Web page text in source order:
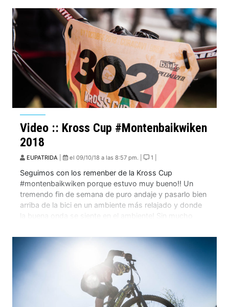
fotógrafo que […]
Video :: Kross Cup #Montenbaikwiken
2018
EUPATRIDA el 09/10/18 a las 8:57 pm. | 1 |
Seguimos con los remenber de la Kross Cup
#montenbaikwiken porque estuvo muy bueno!! Un
tremendo fin de semana de puro andaje y pasarlo bien
arriba de la bici en un ambiente más relajado y donde
la buena onda se siente en el ambiente! Sin mucho